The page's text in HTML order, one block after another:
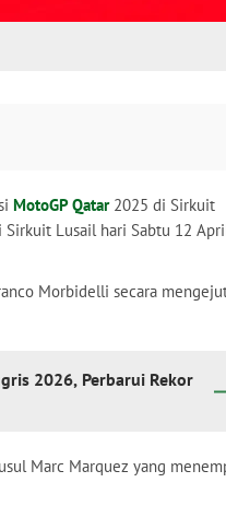
MotoGP Qatar2025 di Sirkuit
Sirkuit Lusail hari Sabtu 12
Morbidelli secara
2026, Perbarui Rekor
Marc Marquez yang